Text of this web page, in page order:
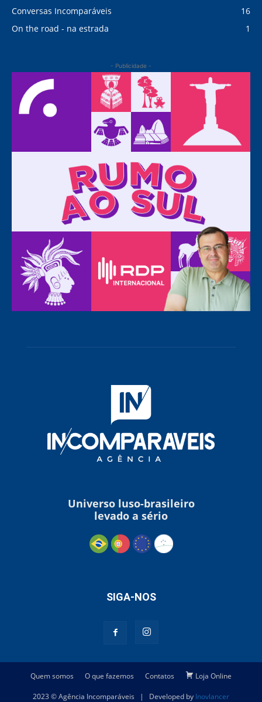
Conversas Incomparáveis
16
On the road - na estrada
1
- Publicidade -
Universo luso-brasileiro
levado a sério
SIGA-NOS
Quem somos O que fazemos Contatos Loja Online
2023 © Agência Incomparáveis | Developed by Inovlancer